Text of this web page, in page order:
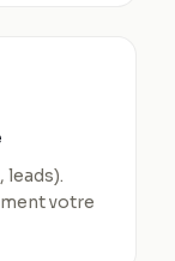
leads).
votre